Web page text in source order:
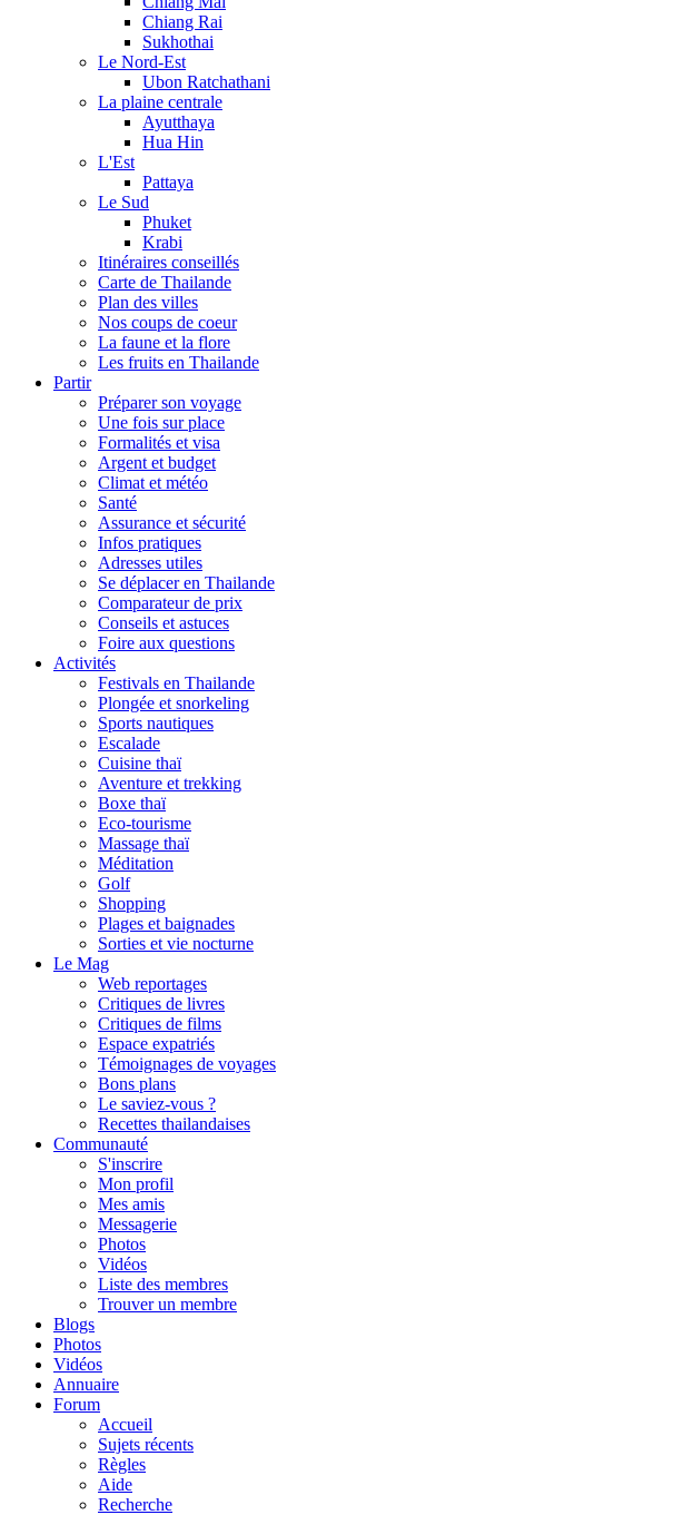
Chiang Rai
Sukhothai
Le Nord-Est
Ubon Ratchathani
La plaine centrale
Ayutthaya
Hua Hin
L'Est
Pattaya
Le Sud
Phuket
Krabi
Itinéraires conseillés
Carte de Thailande
Plan des villes
Nos coups de coeur
La faune et la flore
Les fruits en Thailande
Partir
Préparer son voyage
Une fois sur place
Formalités et visa
Argent et budget
Climat et météo
Santé
Assurance et sécurité
Infos pratiques
Adresses utiles
Se déplacer en Thailande
Comparateur de prix
Conseils et astuces
Foire aux questions
Activités
Festivals en Thailande
Plongée et snorkeling
Sports nautiques
Escalade
Cuisine thaï
Aventure et trekking
Boxe thaï
Eco-tourisme
Massage thaï
Méditation
Golf
Shopping
Plages et baignades
Sorties et vie nocturne
Le Mag
Web reportages
Critiques de livres
Critiques de films
Espace expatriés
Témoignages de voyages
Bons plans
Le saviez-vous ?
Recettes thailandaises
Communauté
S'inscrire
Mon profil
Mes amis
Messagerie
Photos
Vidéos
Liste des membres
Trouver un membre
Blogs
Photos
Vidéos
Annuaire
Forum
Accueil
Sujets récents
Règles
Aide
Recherche